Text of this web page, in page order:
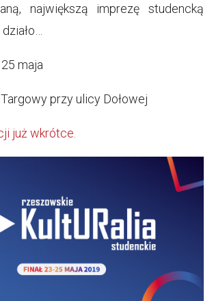
największą imprezę studencką
maja
przy ulicy Dołowej
już wkrótce.